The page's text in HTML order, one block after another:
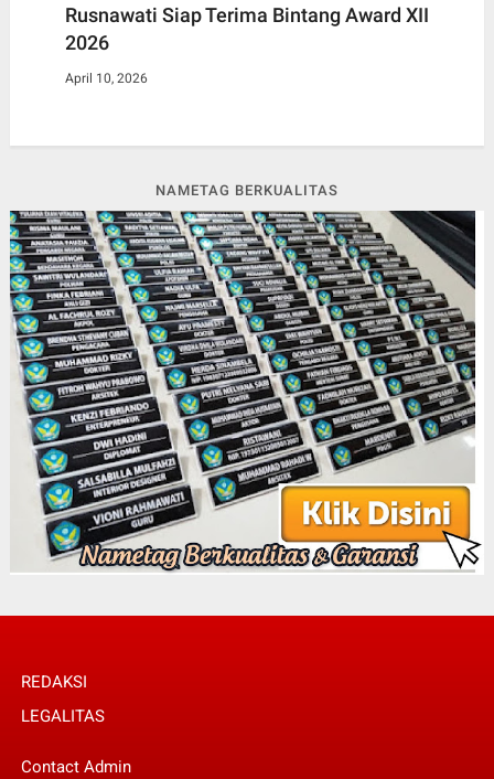
Rusnawati Siap Terima Bintang Award XII
2026
April 10, 2026
NAMETAG BERKUALITAS
REDAKSI
LEGALITAS
Contact Admin